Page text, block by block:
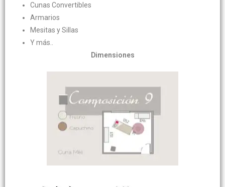
Cunas Convertibles
Armarios
Mesitas y Sillas
Y más..
Dimensiones